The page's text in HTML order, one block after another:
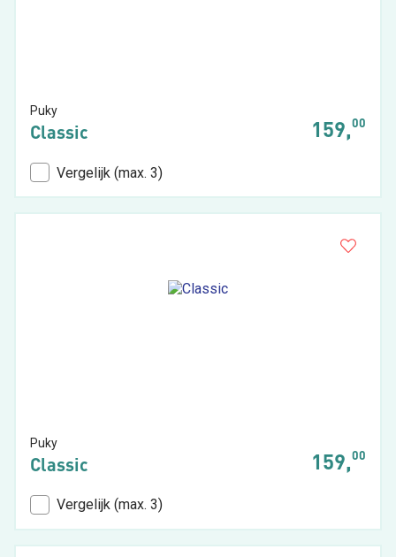
Puky
Classic 159,00
Vergelijk (max. 3)
Puky
Classic 159,00
Vergelijk (max. 3)